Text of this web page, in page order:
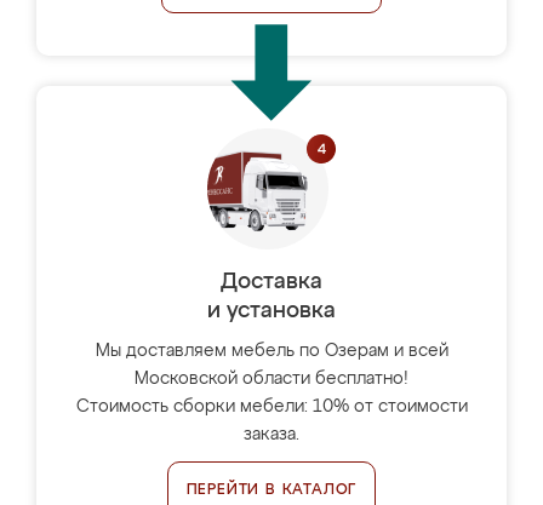
Доставка
и установка
Мы доставляем мебель по Озерам и всей
Московской области бесплатно!
Стоимость сборки мебели: 10% от стоимости
заказа.
ПЕРЕЙТИ В КАТАЛОГ